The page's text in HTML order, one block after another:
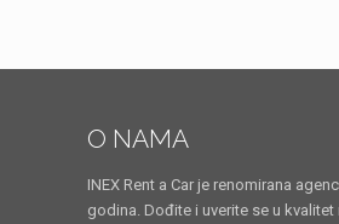
O NAMA
INEX Rent a Car je renomirana
godina. Dođite i uverite se u kvalitet